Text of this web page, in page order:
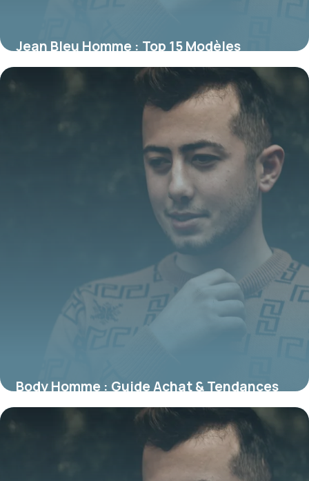
Jean Bleu Homme : Top 15 Modèles
Tendance
Body Homme : Guide Achat & Tendances
2026